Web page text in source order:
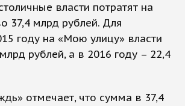
власти потратят на
37,4 млрд рублей. Для
году на «Мою улицу» власти
рублей, а в 2016 году – 22,4
отмечает, что сумма в 37,4